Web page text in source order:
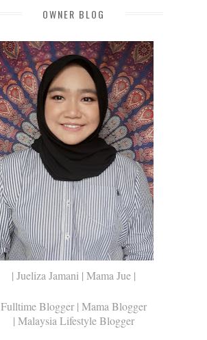
OWNER BLOG
| Jueliza Jamani | Mama Jue |
Fulltime Blogger | Mama Blogger
| Malaysia Lifestyle Blogger